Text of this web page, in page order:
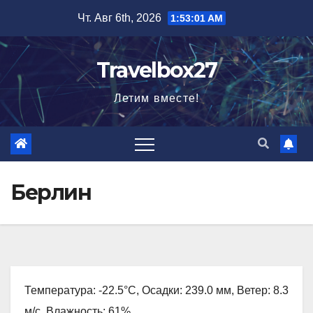
содержимому
Чт. Авг 6th, 2026 1:53:02 AM
Travelbox27
Летим вместе!
Берлин
Температура: -22.5°C, Осадки: 239.0 мм, Ветер: 8.3